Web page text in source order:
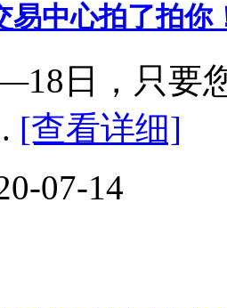
易中心拍了拍你
日，只要
[查看详细]
07-14